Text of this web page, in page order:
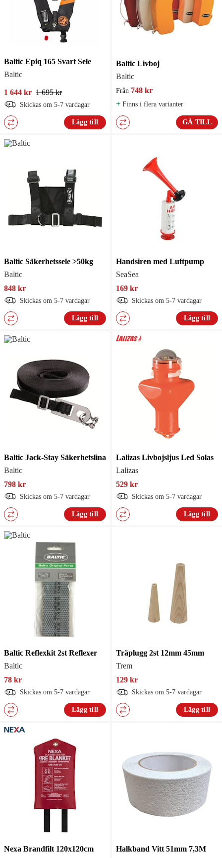
Baltic Epiq 165 Svart Sele
Baltic
1 644 kr 1 695 kr
Skickas om 5-7 vardagar
Lägg till
Baltic Livboj
Baltic
Från 748 kr
+ Finns i flera varianter
GÅ TILL
Baltic Säkerhetssele >50kg
Baltic
848 kr
Skickas om 5-7 vardagar
Lägg till
Handsiren med Luftpump
SeaSea
169 kr
Skickas om 5-7 vardagar
Lägg till
Baltic Jack-Stay Säkerhetslina
Baltic
798 kr
Skickas om 5-7 vardagar
Lägg till
Lalizas Livbojsljus Led Solas
Lalizas
529 kr
Skickas om 5-7 vardagar
Lägg till
Baltic Reflexkit 2st Reflexer
Baltic
78 kr
Skickas om 5-7 vardagar
Lägg till
Träplugg 2st 12mm 45mm
Trem
129 kr
Skickas om 5-7 vardagar
Lägg till
Nexa Brandfilt 120x120cm
Halkband Vitt 51mm 7,3M